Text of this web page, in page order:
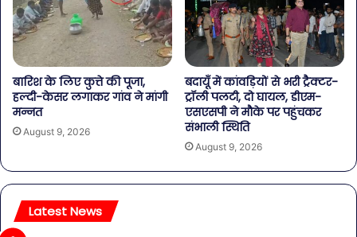
बारिश के लिए कुत्ते की पूजा,
हल्दी-केसर लगाकर गांव ने मांगी
मन्नत
August 9, 2026
बदायूँ में कांवड़ियों से भरी ट्रैक्टर-
ट्रॉली पलटी, दो घायल, डीएम-
एसएसपी ने मौके पर पहुंचकर
संभाली स्थिति
August 9, 2026
Latest News